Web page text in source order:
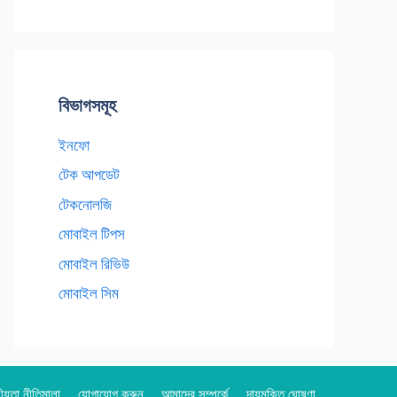
বিভাগসমূহ
ইনফো
টেক আপডেট
টেকনোলজি
মোবাইল টিপস
মোবাইল রিভিউ
মোবাইল সিম